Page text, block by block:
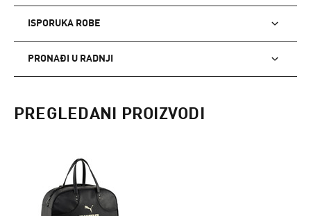
ISPORUKA ROBE
PRONAĐI U RADNJI
PREGLEDANI PROIZVODI